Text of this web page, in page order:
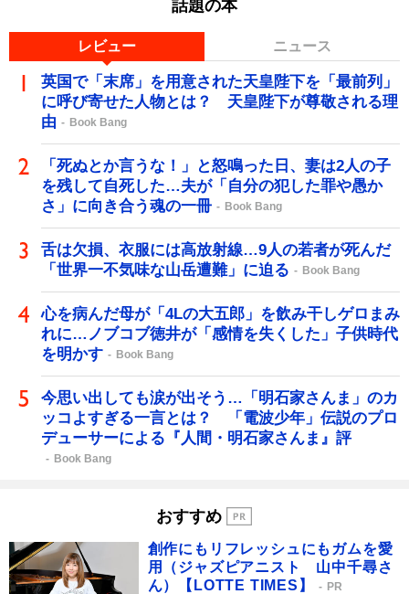
話題の本
レビュー ニュース
英国で「末席」を用意された天皇陛下を「最前列」
に呼び寄せた人物とは？ 天皇陛下が尊敬される理
由
Book Bang
「死ぬとか言うな！」と怒鳴った日、妻は2人の子
を残して自死した…夫が「自分の犯した罪や愚か
さ」に向き合う魂の一冊
Book Bang
舌は欠損、衣服には高放射線…9人の若者が死んだ
「世界一不気味な山岳遭難」に迫る
Book Bang
心を病んだ母が「4Lの大五郎」を飲み干しゲロまみ
れに…ノブコブ徳井が「感情を失くした」子供時代
を明かす
Book Bang
今思い出しても涙が出そう…「明石家さんま」のカ
ッコよすぎる一言とは？ 「電波少年」伝説のプロ
デューサーによる『人間・明石家さんま』評
Book Bang
おすすめ
創作にもリフレッシュにもガムを愛
用（ジャズピアニスト 山中千尋さ
ん）【LOTTE TIMES】
PR